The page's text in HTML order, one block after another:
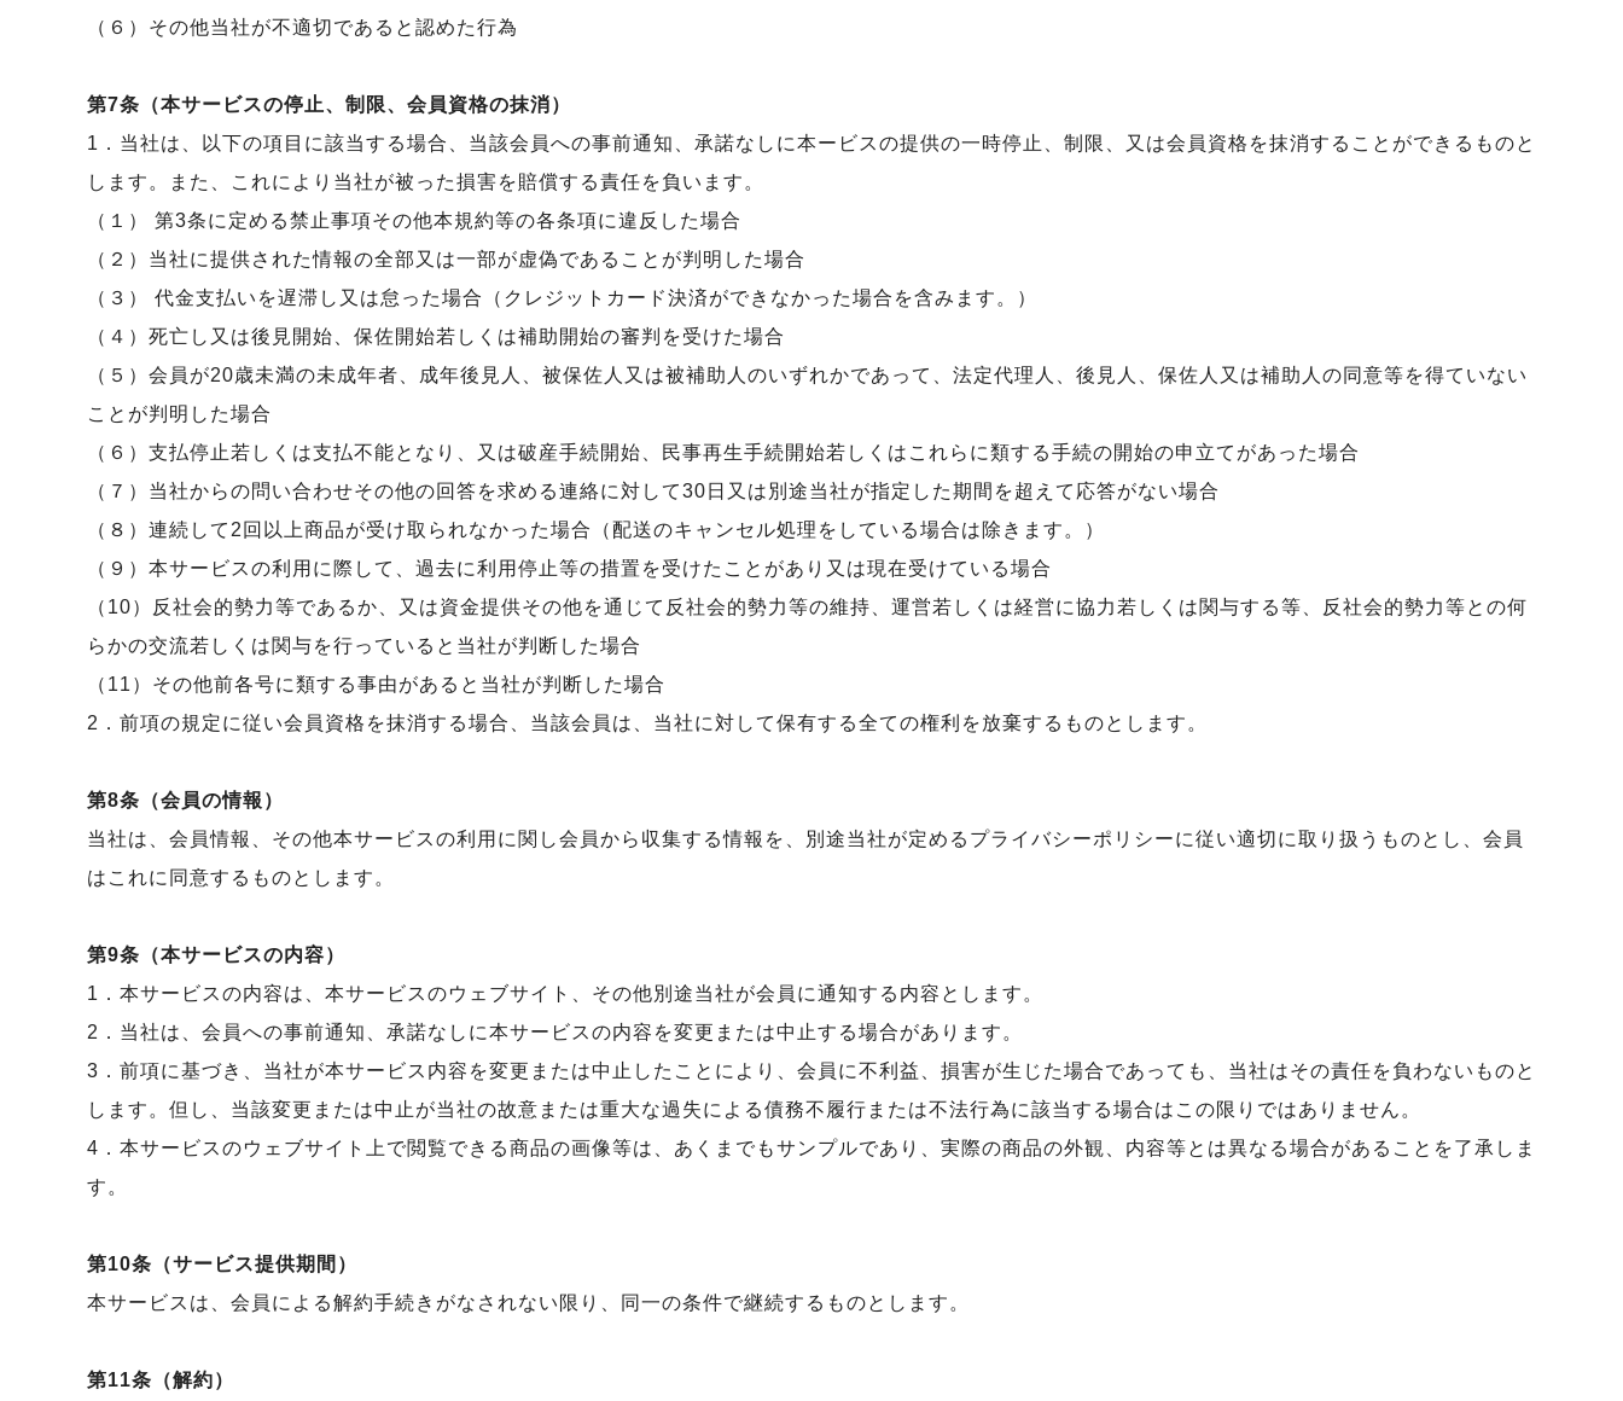
（６）その他当社が不適切であると認めた行為
第7条（本サービスの停止、制限、会員資格の抹消）
1．当社は、以下の項目に該当する場合、当該会員への事前通知、承諾なしに本ービスの提供の一時停止、制限、又は会員資格を抹消することができるものと
します。また、これにより当社が被った損害を賠償する責任を負います。
（１） 第3条に定める禁止事項その他本規約等の各条項に違反した場合
（２）当社に提供された情報の全部又は一部が虚偽であることが判明した場合
（３） 代金支払いを遅滞し又は怠った場合（クレジットカード決済ができなかった場合を含みます。）
（４）死亡し又は後見開始、保佐開始若しくは補助開始の審判を受けた場合
（５）会員が20歳未満の未成年者、成年後見人、被保佐人又は被補助人のいずれかであって、法定代理人、後見人、保佐人又は補助人の同意等を得ていない
ことが判明した場合
（６）支払停止若しくは支払不能となり、又は破産手続開始、民事再生手続開始若しくはこれらに類する手続の開始の申立てがあった場合
（７）当社からの問い合わせその他の回答を求める連絡に対して30日又は別途当社が指定した期間を超えて応答がない場合
（８）連続して2回以上商品が受け取られなかった場合（配送のキャンセル処理をしている場合は除きます。）
（９）本サービスの利用に際して、過去に利用停止等の措置を受けたことがあり又は現在受けている場合
（10）反社会的勢力等であるか、又は資金提供その他を通じて反社会的勢力等の維持、運営若しくは経営に協力若しくは関与する等、反社会的勢力等との何
らかの交流若しくは関与を行っていると当社が判断した場合
（11）その他前各号に類する事由があると当社が判断した場合
2．前項の規定に従い会員資格を抹消する場合、当該会員は、当社に対して保有する全ての権利を放棄するものとします。
第8条（会員の情報）
当社は、会員情報、その他本サービスの利用に関し会員から収集する情報を、別途当社が定めるプライバシーポリシーに従い適切に取り扱うものとし、会員
はこれに同意するものとします。
第9条（本サービスの内容）
1．本サービスの内容は、本サービスのウェブサイト、その他別途当社が会員に通知する内容とします。
2．当社は、会員への事前通知、承諾なしに本サービスの内容を変更または中止する場合があります。
3．前項に基づき、当社が本サービス内容を変更または中止したことにより、会員に不利益、損害が生じた場合であっても、当社はその責任を負わないものと
します。但し、当該変更または中止が当社の故意または重大な過失による債務不履行または不法行為に該当する場合はこの限りではありません。
4．本サービスのウェブサイト上で閲覧できる商品の画像等は、あくまでもサンプルであり、実際の商品の外観、内容等とは異なる場合があることを了承しま
す。
第10条（サービス提供期間）
本サービスは、会員による解約手続きがなされない限り、同一の条件で継続するものとします。
第11条（解約）